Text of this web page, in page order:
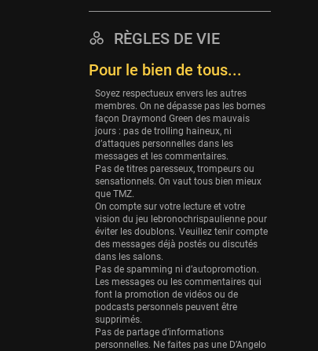
Charlotte Hornets
31 sessions
Washington Wizards
29 sessions
Portland Trail Blazers
27 sessions
Eurobasket
25 sessions
Detroit Pistons
25 sessions
Brooklyn Nets
24 sessions
Sacramento Kings
24 sessions
RÈGLES DE VIE
Pour le bien de tous...
Soyez respectueux envers les autres
membres. On ne dépasse pas les bornes
façon Draymond Green des mauvais
jours : pas de trolling haineux, ni
d’attaques personnelles dans les
messages et les commentaires.
Pas de titres paresseux, trompeurs ou
sensationnels. On vaut tous bien mieux
que TMZ.
On compte sur votre lecture et votre
vision du jeu lebronochrispaulienne pour
éviter les doublons. Veuillez tenir compte
des messages déjà postés ou discutés
dans les salons.
Pas de spamming ni d’autopromotion.
Les messages ou les commentaires qui
font la promotion de vidéos ou de
podcasts personnels peuvent être
supprimés.
Pas de partage d’informations
personnelles. Ne faites pas une D’Angelo